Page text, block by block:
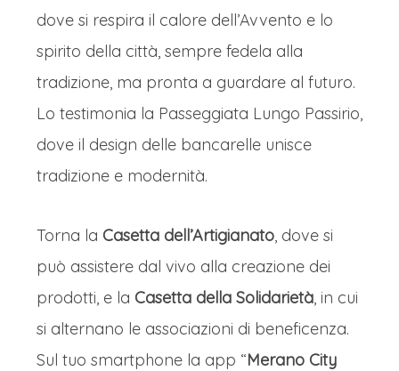
dove si respira il calore dell’Avvento e lo
spirito della città, sempre fedela alla
tradizione, ma pronta a guardare al futuro.
Lo testimonia la Passeggiata Lungo Passirio,
dove il design delle bancarelle unisce
tradizione e modernità.
Torna la Casetta dell’Artigianato, dove si
può assistere dal vivo alla creazione dei
prodotti, e la Casetta della Solidarietà, in cui
si alternano le associazioni di beneficenza.
Sul tuo smartphone la app “Merano City